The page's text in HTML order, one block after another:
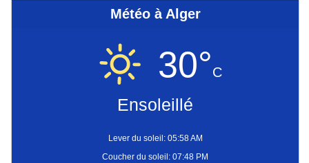
Météo à Alger
30°C
Ensoleillé
Lever du soleil: 05:58 AM
Coucher du soleil: 07:48 PM